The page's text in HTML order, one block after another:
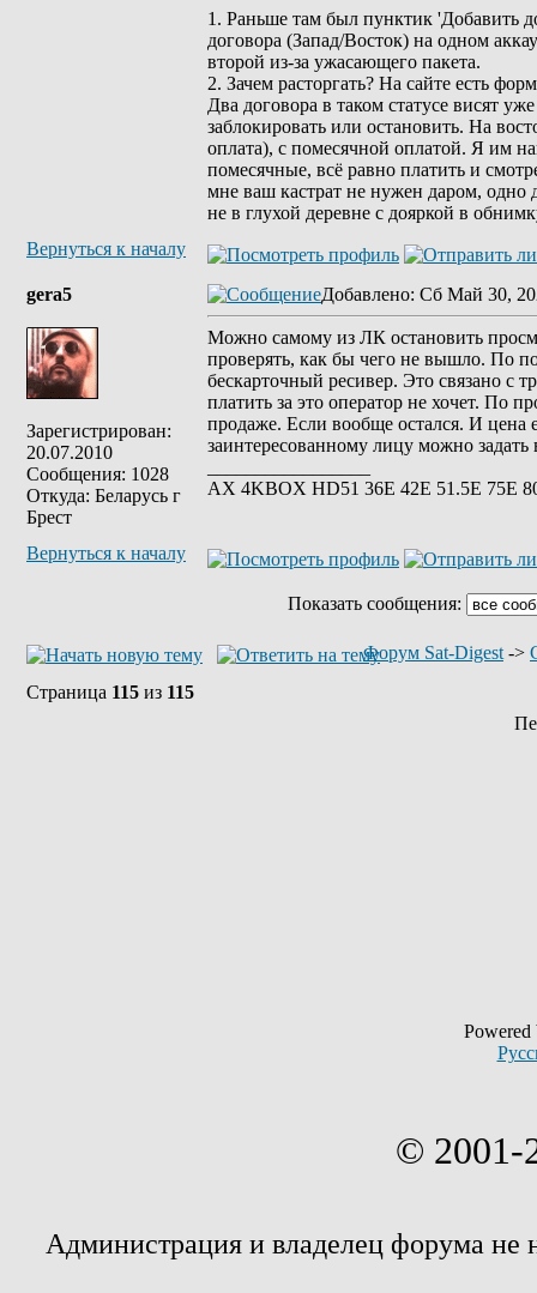
1. Раньше там был пунктик 'Добавить
договора (Запад/Восток) на одном
второй из-за ужасающего пакета.
2. Зачем расторгать? На сайте
Два договора в таком статусе висят
заблокировать или остановить. На
оплата), с помесячной оплатой. Я им
помесячные, всё равно платить и
мне ваш кастрат не нужен даром, одно
не в глухой деревне с дояркой в
Вернуться к началу
gera5
Зарегистрирован:
20.07.2010
Сообщения: 1028
Откуда: Беларусь г
Брест
Добавлено: Сб Май 30,
Можно самому из ЛК остановить
проверять, как бы чего не вышло. По
бескарточный ресивер. Это связано с
платить за это оператор не хочет. По
продаже. Если вообще остался. И цена
заинтересованному лицу можно
АХ 4KBOX HD51 36E 42Е 51.5Е 75Е
Вернуться к началу
Показать сообщения:
Форум Sat-Digest ->
Страница 115 из 115
© 2001-
Администрация и владелец форума не